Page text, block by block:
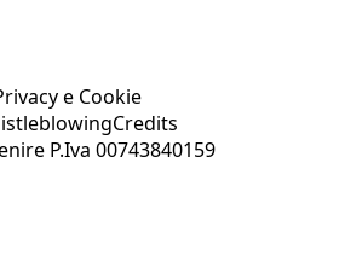
e Cookie
Credits
P.Iva 00743840159